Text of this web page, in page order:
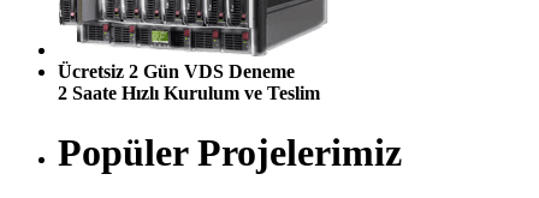
Ücretsiz 2 Gün VDS Deneme
2 Saate Hızlı Kurulum ve Teslim
Popüler Projelerimiz